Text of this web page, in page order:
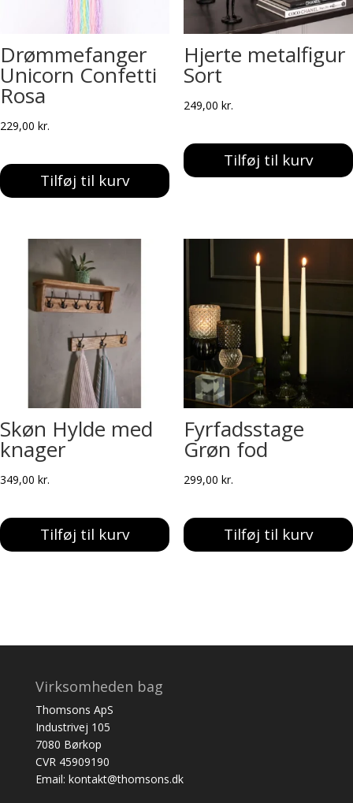
Drømmefanger
Unicorn Confetti
Rosa
229,00 kr.
Tilføj til kurv
Hjerte metalfigur
Sort
249,00 kr.
Tilføj til kurv
Skøn Hylde med
knager
349,00 kr.
Tilføj til kurv
Fyrfadsstage
Grøn fod
299,00 kr.
Tilføj til kurv
Virksomheden bag
Thomsons ApS
Industrivej 105
7080 Børkop
CVR 45909190
Email: kontakt@thomsons.dk